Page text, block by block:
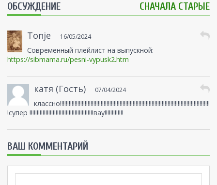
ОБСУЖДЕНИЕ СНАЧАЛА СТАРЫЕ
Tonje 16/05/2024
Современный плейлист на выпускной:
https://sibmama.ru/pesni-vypusk2.htm
катя (Гость) 07/04/2024
классно!!!!!!!!!!!!!!!!!!!!!!!!!!!!!!!!!!!!!!!!!!!!!!!!!!!!!!!!!!!!!!!!!!!!!!!!!!!!!!!!!!!!!!!!!!!!!!!!!!!!!!!
!супер !!!!!!!!!!!!!!!!!!!!!!!!!!!!!!!!!!!!!!!!!!!!вау!!!!!!!!!!!!!
ВАШ КОММЕНТАРИЙ